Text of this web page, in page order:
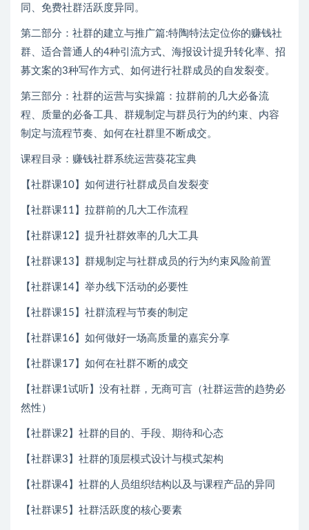
同、免费社群活跃度异同。
第二部分：社群的建立与推广篇:特陶特法定位你的赚钱社
群、适合普通人的4种引流方式、海报设计提升转化率、招
募文案的3种写作方式、如何进行社群成员的自发裂变。
第三部分：社群的运营与实操篇：拉群前的几大必备流
程、质量的必备工具、群规制定与群员行为的约束、内容
制定与流程节奏、如何在社群里不断成交。
课程目录：赚钱社群系统运营葵花宝典
【社群课10】如何进行社群成员自发裂变
【社群课11】拉群前的几大工作流程
【社群课12】提升社群效率的几大工具
【社群课13】群规制定与社群成员的行为约束风险前置
【社群课14】举办线下活动的必要性
【社群课15】社群流程与节奏的制定
【社群课16】如何做好一场高质量的嘉宾分享
【社群课17】如何在社群不断的成交
【社群课1试听】没有社群，无商可言（社群运营的趋势必
然性）
【社群课2】社群的目的、手段、期待和心态
【社群课3】社群的顶层模式设计与模式架构
【社群课4】社群的人员组织结构以及与课程产品的异同
【社群课5】社群活跃度的核心要素